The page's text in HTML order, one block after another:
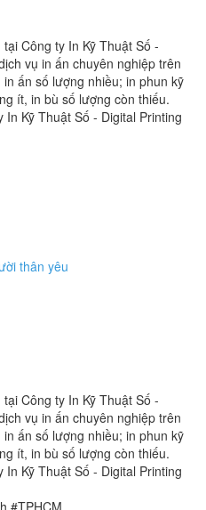
Công ty In Kỹ Thuật Số -
vụ in ấn chuyên nghiệp trên
ấn số lượng nhiều; in phun kỹ
ít, in bù số lượng còn thiếu.
Kỹ Thuật Số - Digital Printing
thân yêu
Công ty In Kỹ Thuật Số -
vụ in ấn chuyên nghiệp trên
ấn số lượng nhiều; in phun kỹ
ít, in bù số lượng còn thiếu.
Kỹ Thuật Số - Digital Printing
#TPHCM